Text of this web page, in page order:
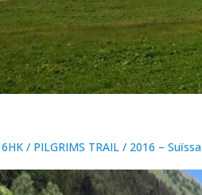
/ PILGRIMS TRAIL / 2016 – Suïssa